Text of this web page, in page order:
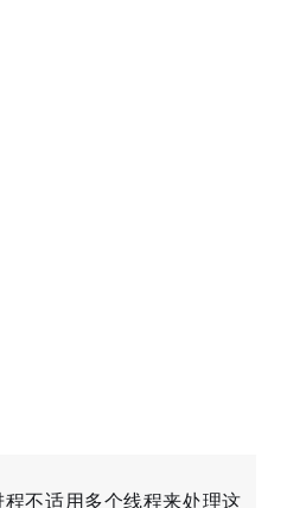
不适用多个线程来处理这